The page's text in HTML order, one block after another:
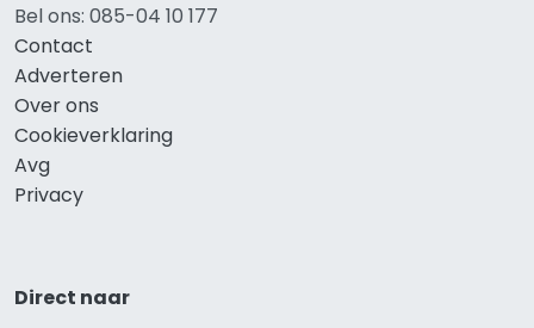
Bel ons: 085-04 10 177
Contact
Adverteren
Over ons
Cookieverklaring
Avg
Privacy
Direct naar